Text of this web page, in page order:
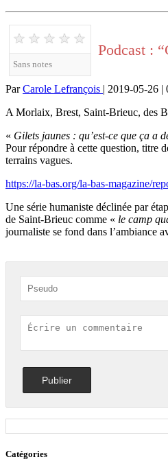
★ ★ ★ ★ ★
Sans notes
Podcast :
ParCarole Lefrançois | 2019-05-26 |
A Morlaix, Brest, Saint-Brieuc, des
« Gilets jaunes : qu’est-ce que ça a
Pour répondre à cette question, titre
terrains vagues.
https://la-bas.org/la-bas-magazine/
Une série humaniste déclinée par
de Saint-Brieuc comme « le camp
journaliste se fond dans l’ambiance
Catégories